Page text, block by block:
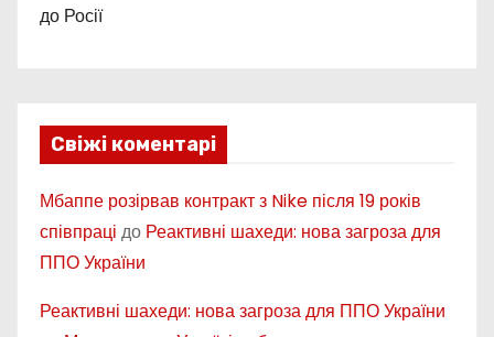
до Росії
Свіжі коментарі
Мбаппе розірвав контракт з Nike після 19 років
співпраці до Реактивні шахеди: нова загроза для
ППО України
Реактивні шахеди: нова загроза для ППО України